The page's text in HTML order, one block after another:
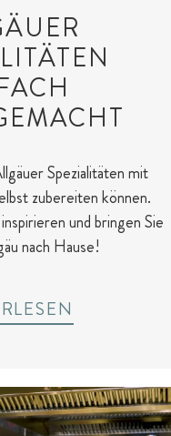
Spezialitäten mit
zubereiten können.
und bringen Sie
nach Hause!